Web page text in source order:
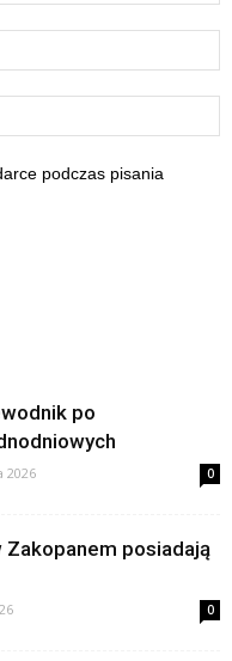
podczas pisania
po
2026 0
posiadają
0